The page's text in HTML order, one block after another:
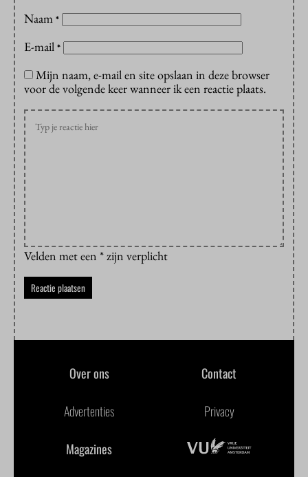
Naam *
E-mail *
Mijn naam, e-mail en site opslaan in deze browser
voor de volgende keer wanneer ik een reactie plaats.
Velden met een * zijn verplicht
Over ons Contact
Advertenties Privacy
Magazines